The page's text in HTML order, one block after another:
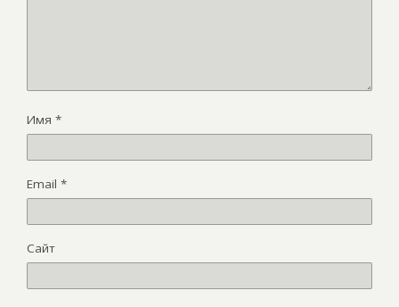
Имя *
Email *
Сайт